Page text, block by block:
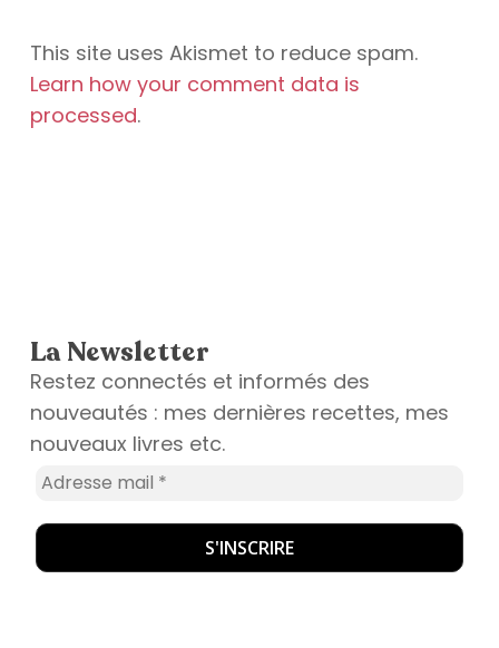
This site uses Akismet to reduce spam.
Learn how your comment data is
processed.
La Newsletter
Restez connectés et informés des
nouveautés : mes dernières recettes, mes
nouveaux livres etc.